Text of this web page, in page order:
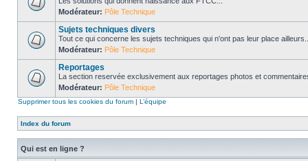
Modérateur: Pôle Technique
Sujets techniques divers
Tout ce qui concerne les sujets techniques qui n'ont pas leur place
Modérateur: Pôle Technique
Reportages
La section reservée exclusivement aux reportages photos et
Modérateur: Pôle Technique
Supprimer tous les cookies du forum | L’équipe
Index du forum
Qui est en ligne ?